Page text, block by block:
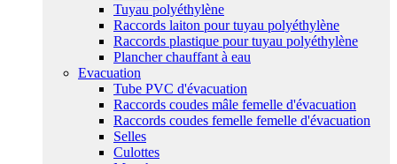
Tuyau polyéthylène
Raccords laiton pour tuyau polyéthylène
Raccords plastique pour tuyau polyéthylène
Plancher chauffant à eau
Evacuation
Tube PVC d'évacuation
Raccords coudes mâle femelle d'évacuation
Raccords coudes femelle femelle d'évacuation
Selles
Culottes